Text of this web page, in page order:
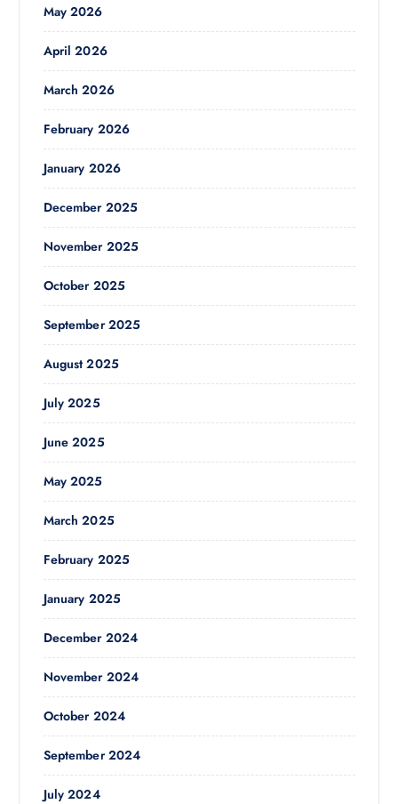
May 2026
April 2026
March 2026
February 2026
January 2026
December 2025
November 2025
October 2025
September 2025
August 2025
July 2025
June 2025
May 2025
March 2025
February 2025
January 2025
December 2024
November 2024
October 2024
September 2024
July 2024